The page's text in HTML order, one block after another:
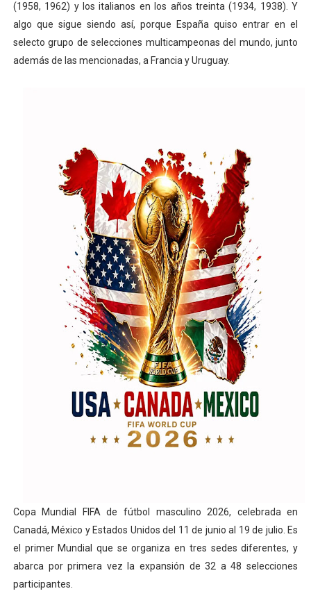
(1958, 1962) y los italianos en los años treinta (1934, 1938). Y
algo que sigue siendo así, porque España quiso entrar en el
selecto grupo de selecciones multicampeonas del mundo, junto
además de las mencionadas, a Francia y Uruguay.
Copa Mundial FIFA de fútbol masculino 2026, celebrada en
Canadá, México y Estados Unidos del 11 de junio al 19 de julio. Es
el primer Mundial que se organiza en tres sedes diferentes, y
abarca por primera vez la expansión de 32 a 48 selecciones
participantes.